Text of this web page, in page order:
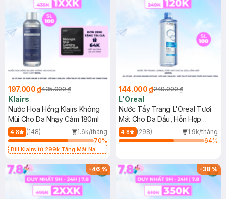
197.000 ₫435.000 ₫
Klairs
Nước Hoa Hồng Klairs Không
Mùi Cho Da Nhạy Cảm 180ml
4.8 (148)
1.6k/tháng
70%
Bill Klairs từ 299k Tặng Mặt Nạ
25ml (SL Có Hạn)
144.000 ₫249.000 ₫
L'Oreal
Nước Tẩy Trang L'Oreal Tươi
Mát Cho Da Dầu, Hỗn Hợp
400ml
4.8 (298)
1.9k/tháng
64%
-46% -38%